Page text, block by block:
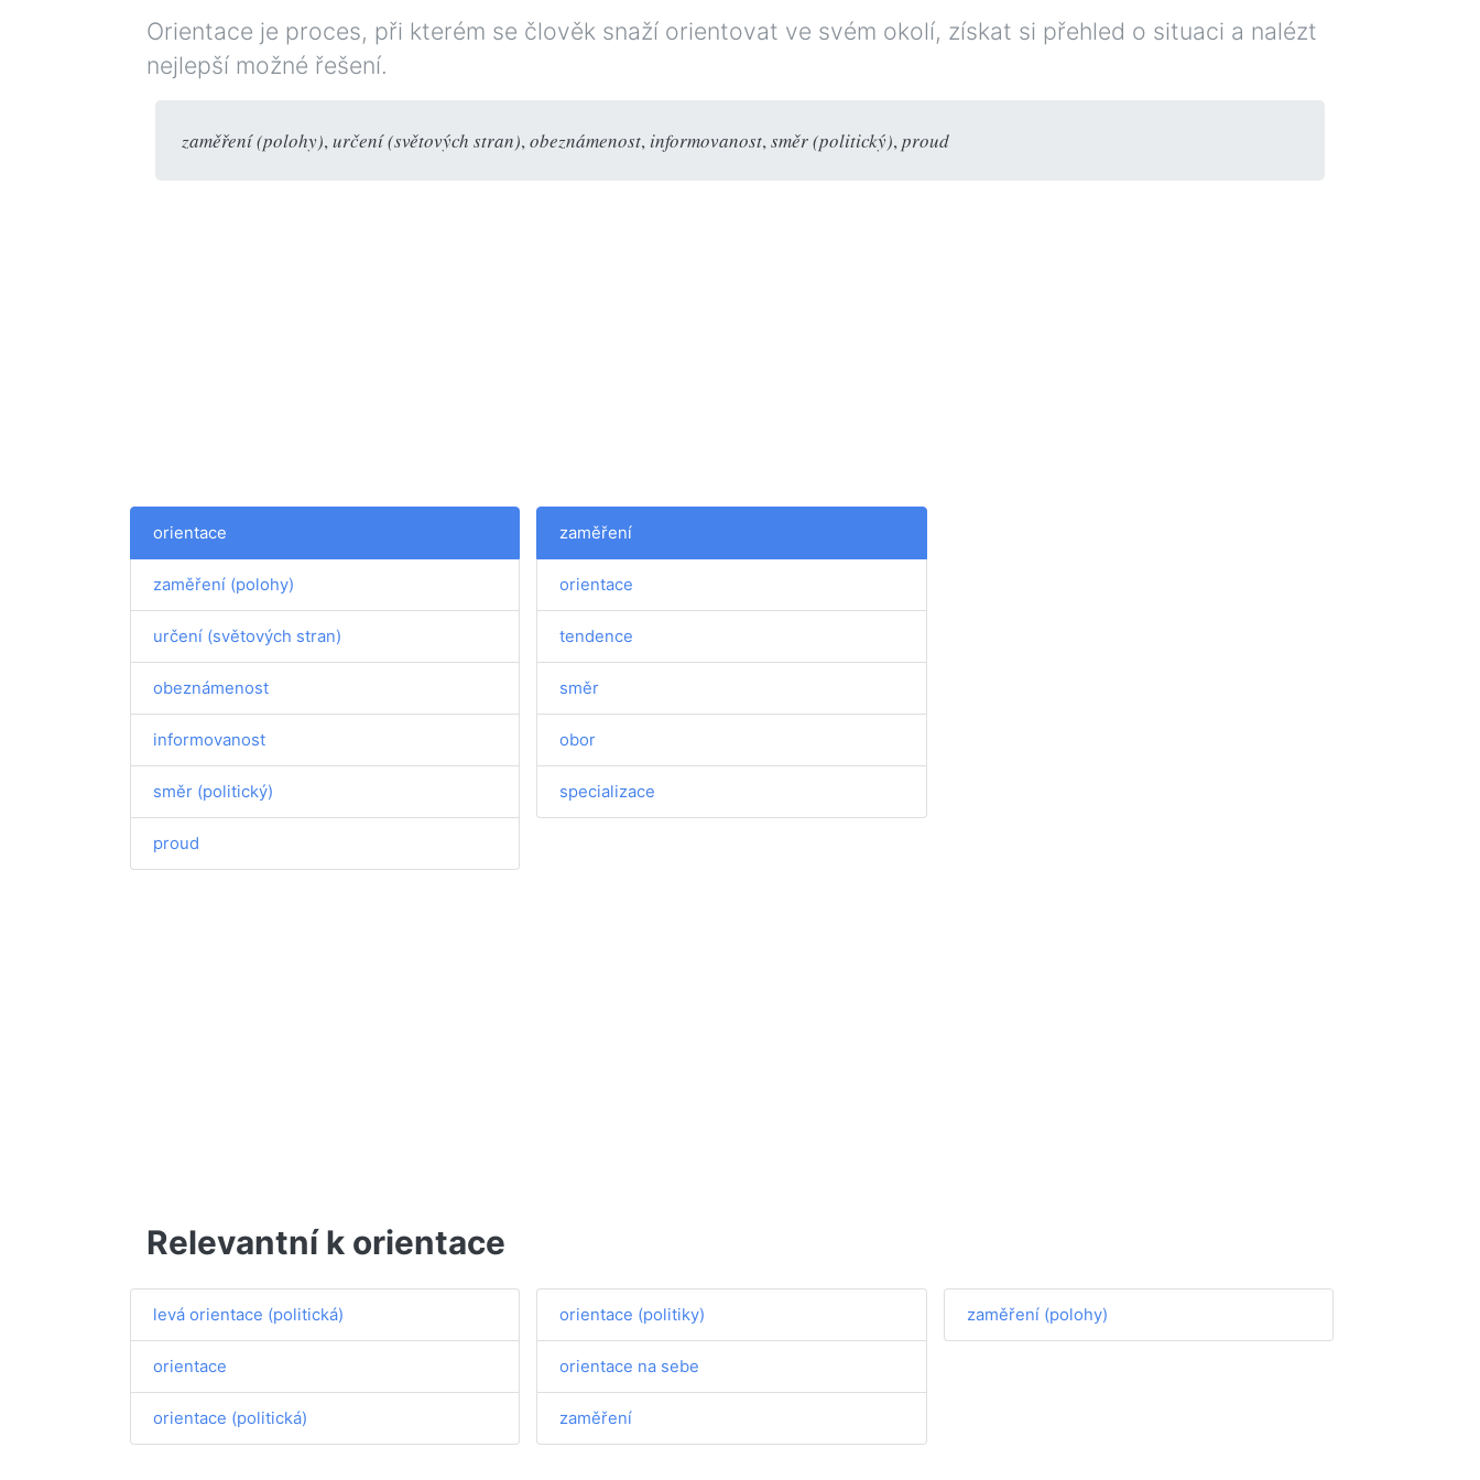
Orientace je proces, při kterém se člověk snaží orientovat ve svém okolí, získat si přehled o situaci a nalézt
nejlepší možné řešení.
zaměření (polohy), určení (světových stran), obeznámenost, informovanost, směr (politický), proud
orientace
zaměření (polohy)
určení (světových stran)
obeznámenost
informovanost
směr (politický)
proud
zaměření
orientace
tendence
směr
obor
specializace
Relevantní k orientace
levá orientace (politická)
orientace
orientace (politická)
orientace (politiky)
orientace na sebe
zaměření
zaměření (polohy)